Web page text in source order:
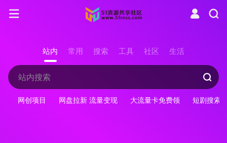
站内 常用 搜索 工具 社区 生活
网创项目 网盘拉新 流量变现 大流量卡免费领 短剧搜索